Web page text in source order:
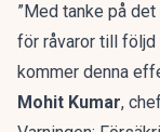
”Med tanke på
för råvaror till följd
kommer denna
Mohit Kumar,